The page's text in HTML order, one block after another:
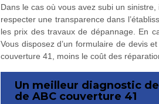
Dans le cas où vous avez subi un
respecter une transparence dans
les prix des travaux de dépannage. En
Vous disposez d’un formulaire de devis
couverture 41, moins le coût des
Un meilleur diagnostic
de ABC couverture 41